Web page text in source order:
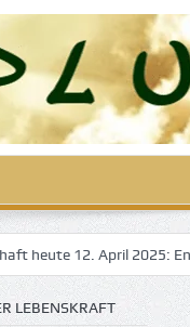
Engel der Wandlung
LEBENSKRAFT